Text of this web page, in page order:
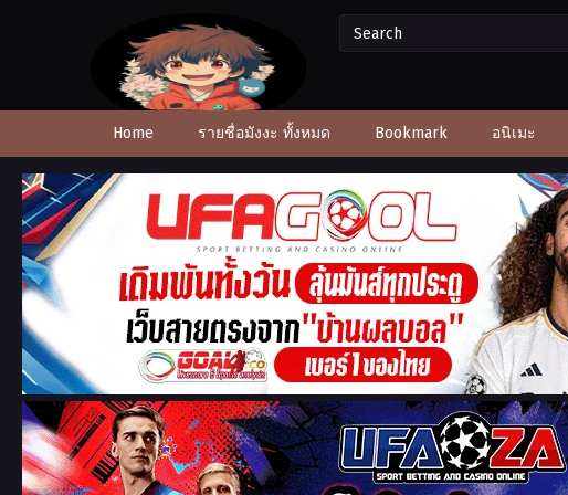
Home รายชื่อมังงะ ทั้งหมด Bookmark อนิเมะ